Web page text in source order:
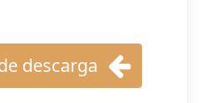
descarga